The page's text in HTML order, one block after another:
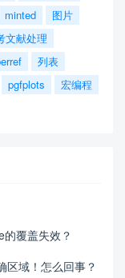
minted
图片
文献处理
列表
pgfplots
宏编程
覆盖失效？
区域！怎么回事？